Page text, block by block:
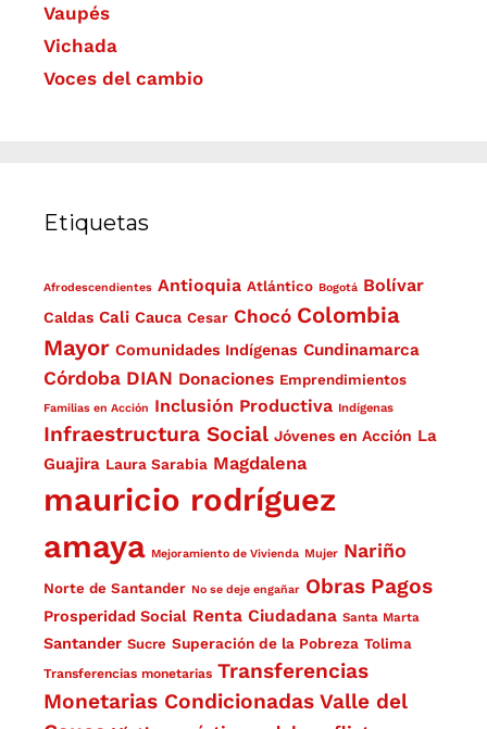
Vaupés
Vichada
Voces del cambio
Etiquetas
Afrodescendientes Antioquia Atlántico Bogotá Bolívar
Caldas Cali Cauca Cesar Chocó Colombia
Mayor Comunidades Indígenas Cundinamarca
Córdoba DIAN Donaciones Emprendimientos
Familias en Acción Inclusión Productiva Indígenas
Infraestructura Social Jóvenes en Acción La
Guajira Laura Sarabia Magdalena
mauricio rodríguez
amaya Mejoramiento de Vivienda Mujer Nariño
Norte de Santander No se deje engañar Obras Pagos
Prosperidad Social Renta Ciudadana Santa Marta
Santander Sucre Superación de la Pobreza Tolima
Transferencias monetarias Transferencias
Monetarias Condicionadas Valle del